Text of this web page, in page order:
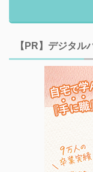
【PR】デジタル